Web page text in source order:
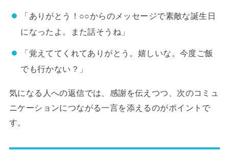
「ありがとう！○○からのメッセージで素敵な誕生日
になったよ。また話そうね」
「覚えててくれてありがとう。嬉しいな。今度ご飯
でも行かない？」
気になる人への返信では、感謝を伝えつつ、次のコミュ
ニケーションにつながる一言を添えるのがポイントで
す。